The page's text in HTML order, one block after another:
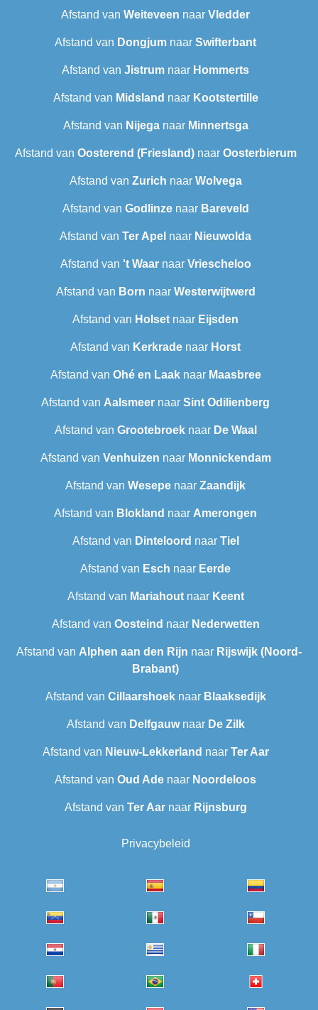
Afstand van Weiteveen naar Vledder
Afstand van Dongjum naar Swifterbant
Afstand van Jistrum naar Hommerts
Afstand van Midsland naar Kootstertille
Afstand van Nijeganaar Minnertsga
Afstand van Oosterend (Friesland)naar Oosterbierum
Afstand van Zurich naar Wolvega
Afstand van Godlinzenaar Bareveld
Afstand van Ter Apel naar Nieuwolda
Afstand van 't Waarnaar Vriescheloo
Afstand van Born naar Westerwijtwerd
Afstand van Holset naar Eijsden
Afstand van Kerkrade naar Horst
Afstand van Ohé en Laaknaar Maasbree
Afstand van Aalsmeer naar Sint Odilienberg
Afstand van Grootebroeknaar De Waal
Afstand van Venhuizen naar Monnickendam
Afstand van Wesepe naar Zaandijk
Afstand van Blokland naar Amerongen
Afstand van Dinteloord naar Tiel
Afstand van Esch naar Eerde
Afstand van Mariahoutnaar Keent
Afstand van Oosteind naar Nederwetten
Afstand van Alphen aan den Rijn naar Rijswijk (Noord-
Brabant)
Afstand van Cillaarshoeknaar Blaaksedijk
Afstand van Delfgauwnaar De Zilk
Afstand van Nieuw-Lekkerland naar Ter Aar
Afstand van Oud Ade naar Noordeloos
Afstand van Ter Aar‎naar Rijnsburg
Privacybeleid